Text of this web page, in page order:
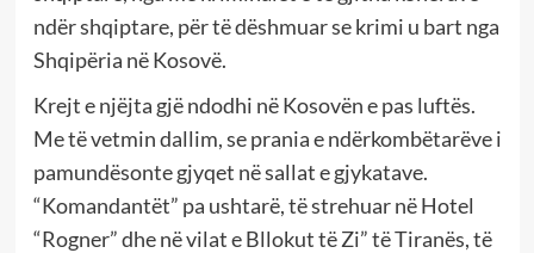
ndër shqiptare, për të dëshmuar se krimi u bart nga
Shqipëria në Kosovë.
Krejt e njëjta gjë ndodhi në Kosovën e pas luftës.
Me të vetmin dallim, se prania e ndërkombëtarëve i
pamundësonte gjyqet në sallat e gjykatave.
“Komandantët” pa ushtarë, të strehuar në Hotel
“Rogner” dhe në vilat e Bllokut të Zi” të Tiranës, të